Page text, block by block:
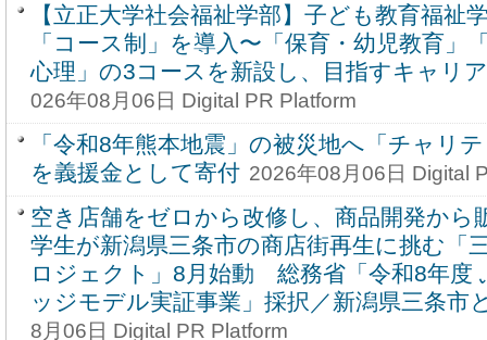
【立正大学社会福祉学部】子ども教育福祉
「コース制」を導入〜「保育・幼児教育」
心理」の3コースを新設し、目指すキャリ
026年08月06日 Digital PR Platform
「令和8年熊本地震」の被災地へ「チャリ
を義援金として寄付 2026年08月06日 Digital
空き店舗をゼロから改修し、商品開発か
学生が新潟県三条市の商店街再生に挑む「
ロジェクト」8月始動 総務省「令和8年度
ッジモデル実証事業」採択／新潟県三条市
8月06日 Digital PR Platform